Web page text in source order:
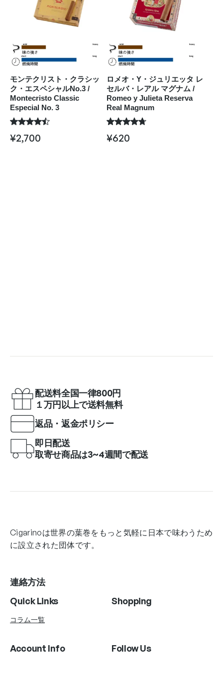
モンテクリスト・クラシッ
ク・エスペシャルNo.3 /
Montecristo Classic
Especial No. 3
¥2,700
ロメオ・Y・ジュリエッタ レ
セルバ・レアル マグナム /
Romeo y Julieta Reserva
Real Magnum
¥620
配送料全国一律800円
１万円以上で送料無料
返品・返金ポリシー
即日配送
取寄せ商品は3~4週間で配送
Cigarinoは世界の葉巻をもっと気軽に日本で味わうため
に設立された団体です。
連絡方法
Quick Links
コラム一覧
Shopping
Account Info Follow Us